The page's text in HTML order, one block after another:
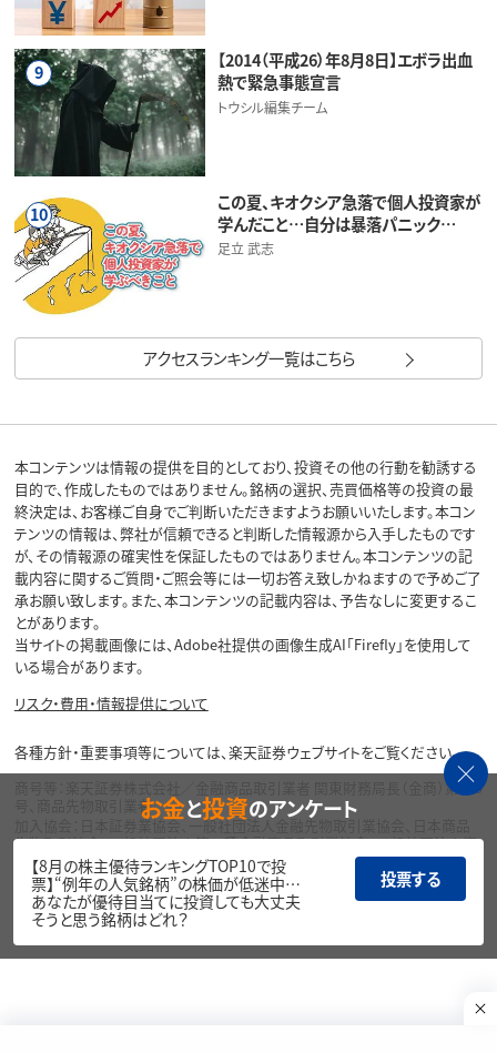
9
【2014（平成26）年8月8日】エボラ出血
熱で緊急事態宣言
トウシル編集チーム
10
この夏、キオクシア急落で個人投資家が
学んだこと…自分は暴落パニック…
足立 武志
アクセスランキング一覧はこちら
本コンテンツは情報の提供を目的としており、投資その他の行動を勧誘する
目的で、作成したものではありません。銘柄の選択、売買価格等の投資の最
終決定は、お客様ご自身でご判断いただきますようお願いいたします。本コン
テンツの情報は、弊社が信頼できると判断した情報源から入手したものです
が、その情報源の確実性を保証したものではありません。本コンテンツの記
載内容に関するご質問・ご照会等には一切お答え致しかねますので予めご了
承お願い致します。また、本コンテンツの記載内容は、予告なしに変更するこ
とがあります。
当サイトの掲載画像には、Adobe社提供の画像生成AI「Firefly」を使用して
いる場合があります。
リスク・費用・情報提供について
各種方針・重要事項等については、楽天証券ウェブサイトをご覧ください。
商号等：楽天証券株式会社／金融商品取引業者 関東財務局長（金商）第195
号、商品先物取引業者
加入協会：日本証券業協会、一般社団法人金融先物取引業協会、日本商品
先物取引協会、一般社団法人第二種金融商品取引業協会、一般社団法人資
産運用業協会
Copyright©
1999-2026 Rakuten Securities, Inc. All
お金と投資のアンケート
【8月の株主優待ランキングTOP10で投
票】“例年の人気銘柄”の株価が低迷中…
あなたが優待目当てに投資しても大丈夫
そうと思う銘柄はどれ？
投票する